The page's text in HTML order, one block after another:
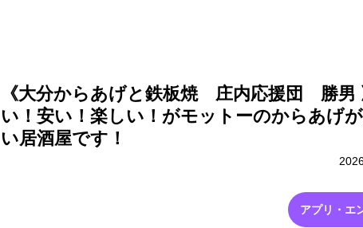
《大分からあげと鉄板焼 庄内応援団 勝男
い！安い！楽しい！がモットーのからあげ
い居酒屋です！
アプリ・エ